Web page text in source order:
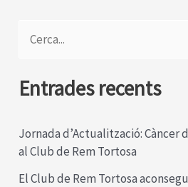
r
a
:
Entrades recents
Jornada d’Actualització: Càncer
al Club de Rem Tortosa
El Club de Rem Tortosa